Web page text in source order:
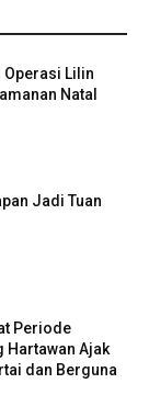
Operasi Lilin
Natal
Jadi Tuan
Periode
Hartawan Ajak
dan Berguna